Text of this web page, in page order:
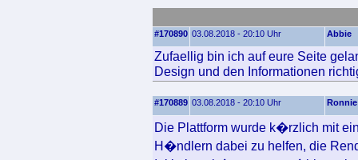
#170890 03.08.2018 - 20:10 Uhr Abbie
Zufaellig bin ich auf eure Seite
Design und den Informationen
#170889 03.08.2018 - 20:10 Uhr Ronnie
Die Plattform wurde k�rzlich mit
H�ndlern dabei zu helfen, die